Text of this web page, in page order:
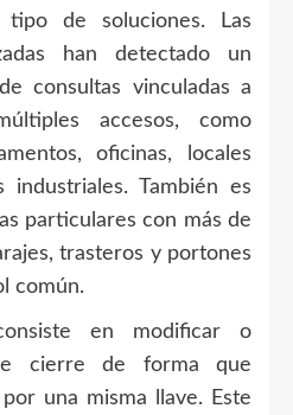
de soluciones. Las
han detectado un
consultas vinculadas a
accesos, como
oficinas, locales
industriales. También es
particulares con más de
trasteros y portones
común.
en modificar o
cierre de forma que
una misma llave. Este